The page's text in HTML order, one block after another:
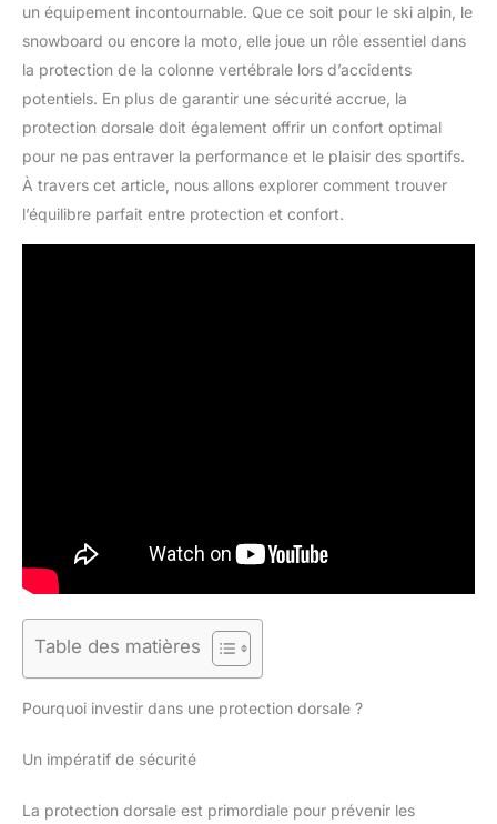
un équipement incontournable. Que ce soit pour le ski alpin, le
snowboard ou encore la moto, elle joue un rôle essentiel dans
la protection de la colonne vertébrale lors d’accidents
potentiels. En plus de garantir une sécurité accrue, la
protection dorsale doit également offrir un confort optimal
pour ne pas entraver la performance et le plaisir des sportifs.
À travers cet article, nous allons explorer comment trouver
l’équilibre parfait entre protection et confort.
Table des matières
Pourquoi investir dans une protection dorsale ?
Un impératif de sécurité
La protection dorsale est primordiale pour prévenir les